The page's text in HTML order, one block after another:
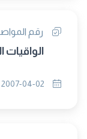
رقم المواصفة 3667-2
الواقيات